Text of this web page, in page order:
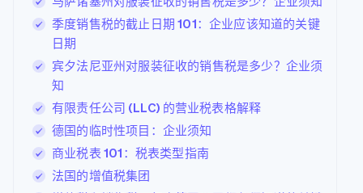
季度销售税的截止日期 101：企业应该知道的关键
日期
宾夕法尼亚州对服装征收的销售税是多少？企业须
知
有限责任公司 (LLC) 的营业税表格解释
德国的临时性项目：企业须知
商业税表 101：税表类型指南
法国的增值税集团